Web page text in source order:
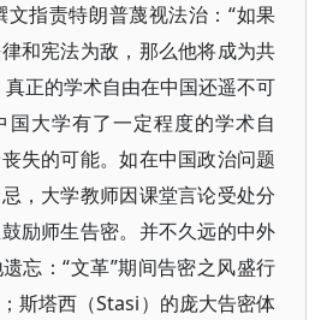
指责特朗普蔑视法治：“如果
和宪法为敌，那么他将成为共
正的学术自由在中国还遥不可
国大学有了一定程度的学术自
失的可能。如在中国政治问题
，大学教师因课堂言论受处分
励师生告密。并不久远的中外
忘：“文革”期间告密之风盛行
斯塔西（Stasi）的庞大告密体